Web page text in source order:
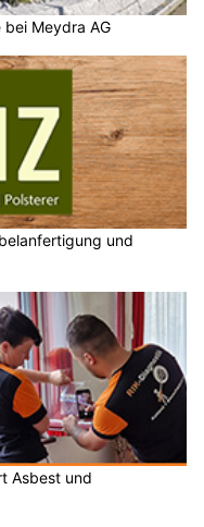
bei Meydra AG
und
Asbest und